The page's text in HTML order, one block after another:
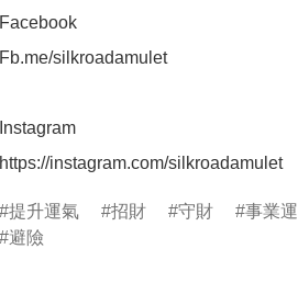
Facebook
Fb.me/silkroadamulet
Instagram
https://instagram.com/silkroadamulet
提升運氣 招財 守財 事業運
避險